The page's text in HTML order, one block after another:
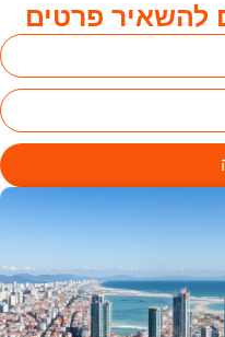
להשאיר פרטים